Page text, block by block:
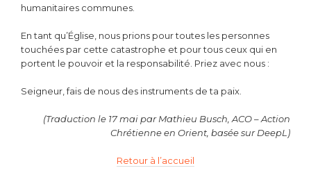
humanitaires communes.
En tant qu’Église, nous prions pour toutes les personnes
touchées par cette catastrophe et pour tous ceux qui en
portent le pouvoir et la responsabilité. Priez avec nous :
Seigneur, fais de nous des instruments de ta paix.
(Traduction le 17 mai par Mathieu Busch, ACO – Action
Chrétienne en Orient, basée sur DeepL)
Retour à l’accueil